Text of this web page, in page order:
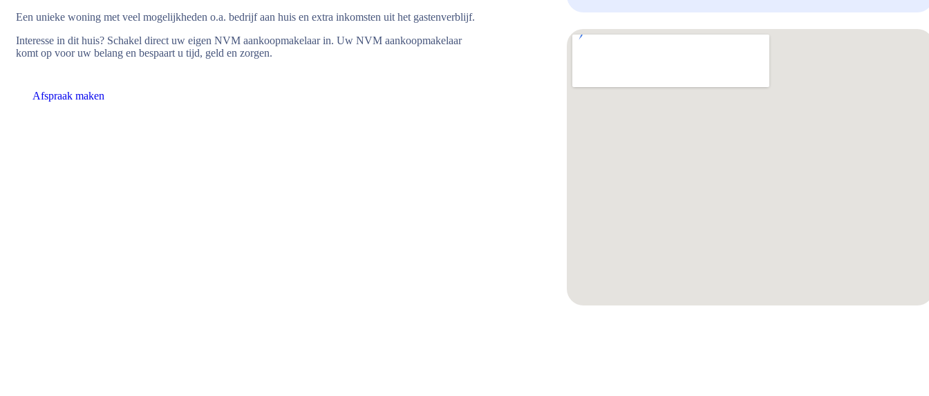
Een unieke woning met veel mogelijkheden o.a. bedrijf aan huis en extra inkomsten uit het gastenverblijf.
Interesse in dit huis? Schakel direct uw eigen NVM aankoopmakelaar in. Uw NVM aankoopmakelaar
komt op voor uw belang en bespaart u tijd, geld en zorgen.
Afspraak maken